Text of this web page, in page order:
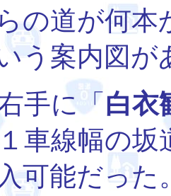
の道が何本
う案内図が
手に「 白衣
車線幅の
可能だった